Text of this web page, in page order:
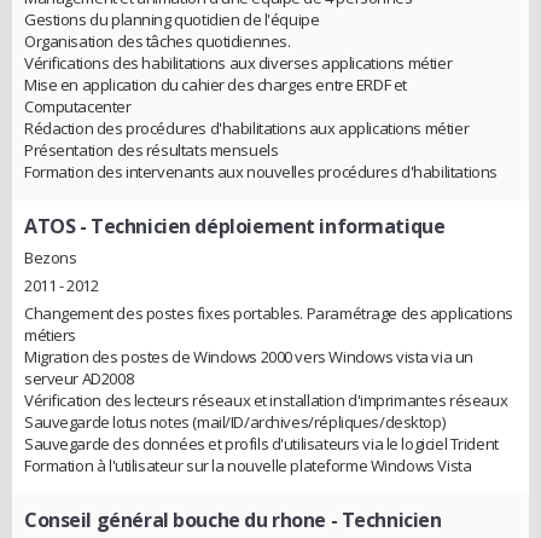
Gestions du planning quotidien de l'équipe
Organisation des tâches quotidiennes.
Vérifications des habilitations aux diverses applications métier
Mise en application du cahier des charges entre ERDF et
Computacenter
Rédaction des procédures d'habilitations aux applications métier
Présentation des résultats mensuels
Formation des intervenants aux nouvelles procédures d'habilitations
ATOS- Technicien déploiement informatique
Bezons
2011 - 2012
Changement des postes fixes portables. Paramétrage des applications
métiers
Migration des postes de Windows 2000 vers Windows vista via un
serveur AD2008
Vérification des lecteurs réseaux et installation d'imprimantes réseaux
Sauvegarde lotus notes (mail/ID/archives/répliques/desktop)
Sauvegarde des données et profils d'utilisateurs via le logiciel Trident
Formation à l'utilisateur sur la nouvelle plateforme Windows Vista
Conseil général bouche du rhone - Technicien